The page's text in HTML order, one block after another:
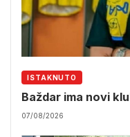
ISTAKNUTO
Baždar ima novi
07/08/2026